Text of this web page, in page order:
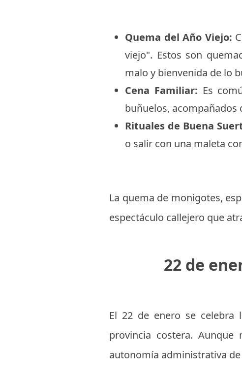
Quema del Año Viejo:
viejo". Estos son
malo y bienvenida de lo
Cena Familiar: Es
buñuelos, acompañados
Rituales de Buena
o salir con una maleta
La quema de monigotes,
espectáculo callejero que
22 de
El 22 de enero se celebra
provincia costera.
autonomía administrativa